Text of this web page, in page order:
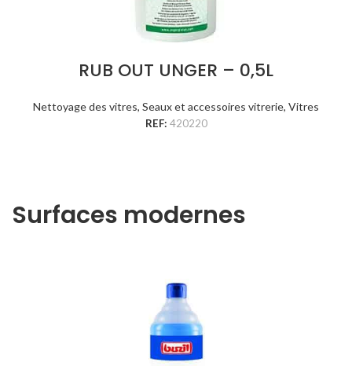
RUB OUT UNGER – 0,5L
Nettoyage des vitres, Seaux et accessoires vitrerie, Vitres
REF: 420220
Surfaces modernes